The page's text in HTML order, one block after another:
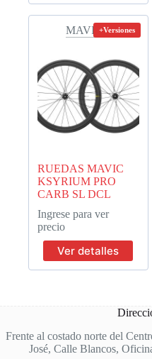
MAVIC+Versiones
RUEDAS MAVIC
KSYRIUM PRO
CARB SL DCL
Ingrese para ver
precio
Ver detalles
Frente al costado norte del
José, Calle Blancos,